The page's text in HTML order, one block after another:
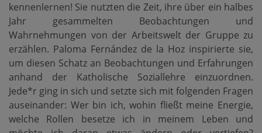
kennenlernen! Sie nutzten die Zeit, ihre über ein halbes
Jahr gesammelten Beobachtungen und
Wahrnehmungen von der Arbeitswelt der Gruppe zu
erzählen. Paloma Fernández de la Hoz inspirierte sie,
um diesen Schatz an Beobachtungen und Erfahrungen
anhand der Katholische Soziallehre einzuordnen.
Jede*r ging in sich und setzte sich mit folgenden Fragen
auseinander: Wer bin ich, wohin fließt meine Energie,
welche Rollen besetze ich in meinem Leben und